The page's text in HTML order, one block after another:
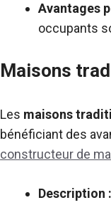
Avantages
occupants
Maisons
Les maisons
bénéficiant des
constructeur de
Description :